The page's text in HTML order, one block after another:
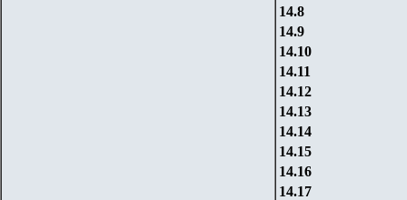
14.8
14.9
14.10
14.11
14.12
14.13
14.14
14.15
14.16
14.17